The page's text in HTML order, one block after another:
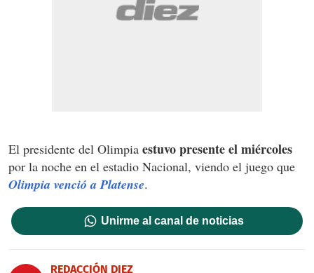
El presidente del Olimpia estuvo presente el miércoles
por la noche en el estadio Nacional, viendo el juego que
Olimpia venció a Platense.
Unirme al canal de noticias
REDACCIÓN DIEZ